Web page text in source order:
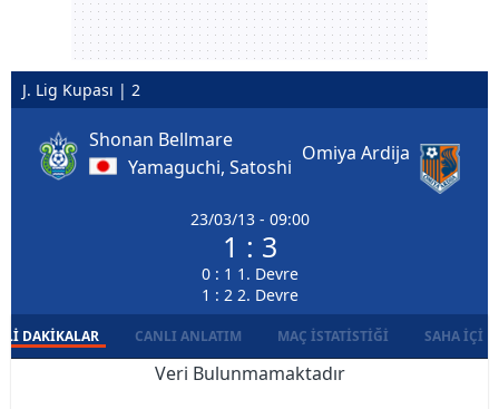
J. Lig Kupası | 2
Shonan Bellmare
Yamaguchi, Satoshi
23/03/13 - 09:00
1 : 3
0 : 1 1. Devre
1 : 2 2. Devre
Omiya Ardija
DAKIKALAR CANLI ANLATIM MAÇ İSTATISTIĞI SAHA İÇI
Veri Bulunmamaktadır